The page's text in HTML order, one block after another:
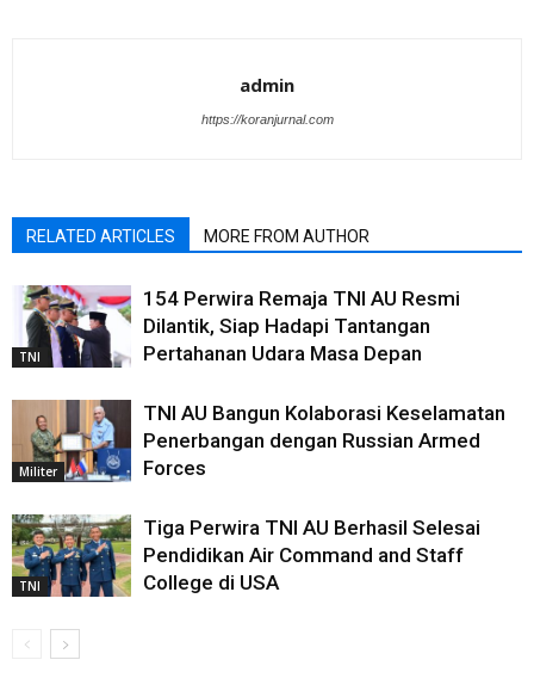
admin
https://koranjurnal.com
RELATED ARTICLES MORE FROM AUTHOR
TNI
154 Perwira Remaja TNI AU Resmi
Dilantik, Siap Hadapi Tantangan
Pertahanan Udara Masa Depan
Militer
TNI AU Bangun Kolaborasi Keselamatan
Penerbangan dengan Russian Armed
Forces
TNI
Tiga Perwira TNI AU Berhasil Selesai
Pendidikan Air Command and Staff
College di USA